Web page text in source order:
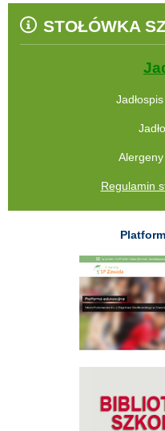
STOŁÓWKA
Alergeny
Regulamin